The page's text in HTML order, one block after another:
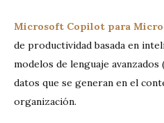
Microsoft Copilot para
de productividad basada en
modelos de lenguaje
datos que se generan en el
organización.